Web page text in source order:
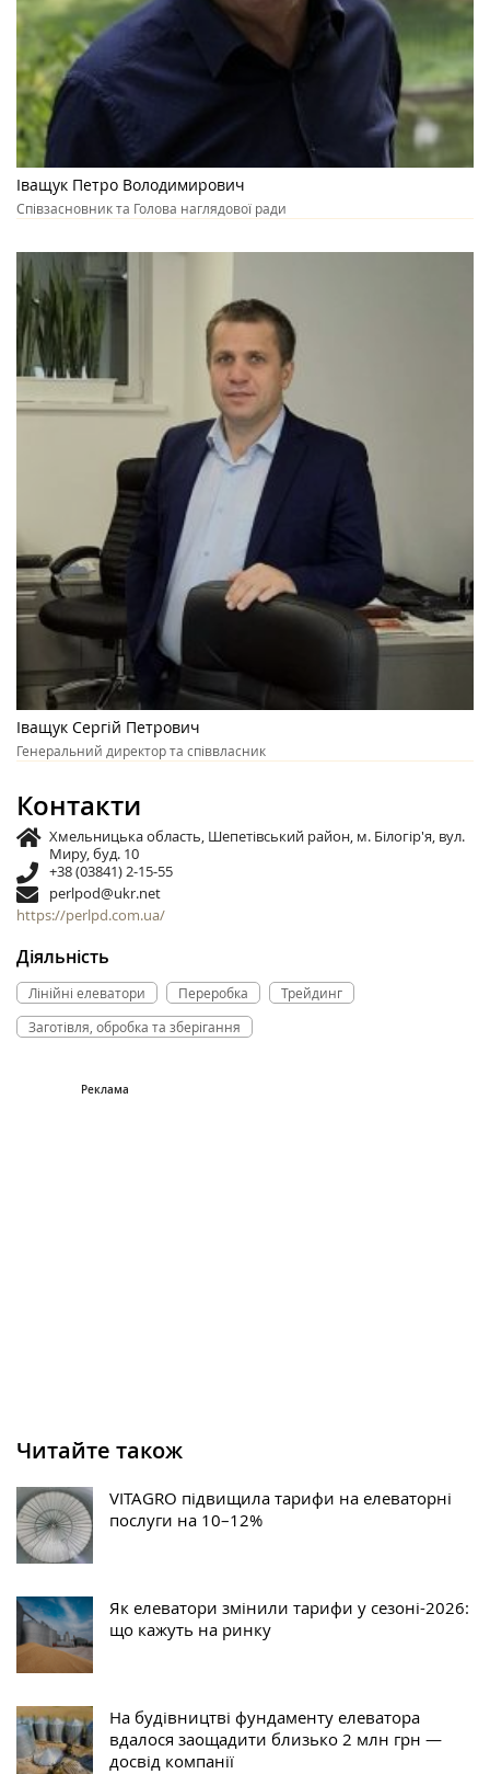
Іващук Петро Володимирович
Співзасновник та Голова наглядової ради
Іващук Сергій Петрович
Генеральний директор та співвласник
Контакти
Хмельницька область, Шепетівський район, м. Білогір'я, вул.
Миру, буд. 10
+38 (03841) 2-15-55
perlpod@ukr.net
https://perlpd.com.ua/
Діяльність
Лінійні елеватори Переробка
Трейдинг
Заготівля, обробка та зберігання
Читайте також
VITAGRO підвищила тарифи на елеваторні
послуги на 10–12%
Як елеватори змінили тарифи у сезоні-2026:
що кажуть на ринку
На будівництві фундаменту елеватора
вдалося заощадити близько 2 млн грн —
досвід компанії